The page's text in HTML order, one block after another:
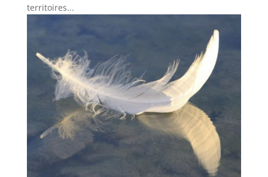
territoires...